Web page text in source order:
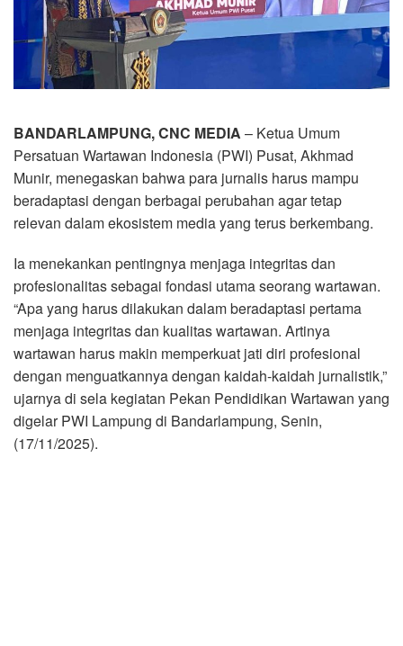
BANDARLAMPUNG, CNC MEDIA – Ketua Umum
Persatuan Wartawan Indonesia (PWI) Pusat, Akhmad
Munir, menegaskan bahwa para jurnalis harus mampu
beradaptasi dengan berbagai perubahan agar tetap
relevan dalam ekosistem media yang terus berkembang.
Ia menekankan pentingnya menjaga integritas dan
profesionalitas sebagai fondasi utama seorang wartawan.
“Apa yang harus dilakukan dalam beradaptasi pertama
menjaga integritas dan kualitas wartawan. Artinya
wartawan harus makin memperkuat jati diri profesional
dengan menguatkannya dengan kaidah-kaidah jurnalistik,”
ujarnya di sela kegiatan Pekan Pendidikan Wartawan yang
digelar PWI Lampung di Bandarlampung, Senin,
(17/11/2025).